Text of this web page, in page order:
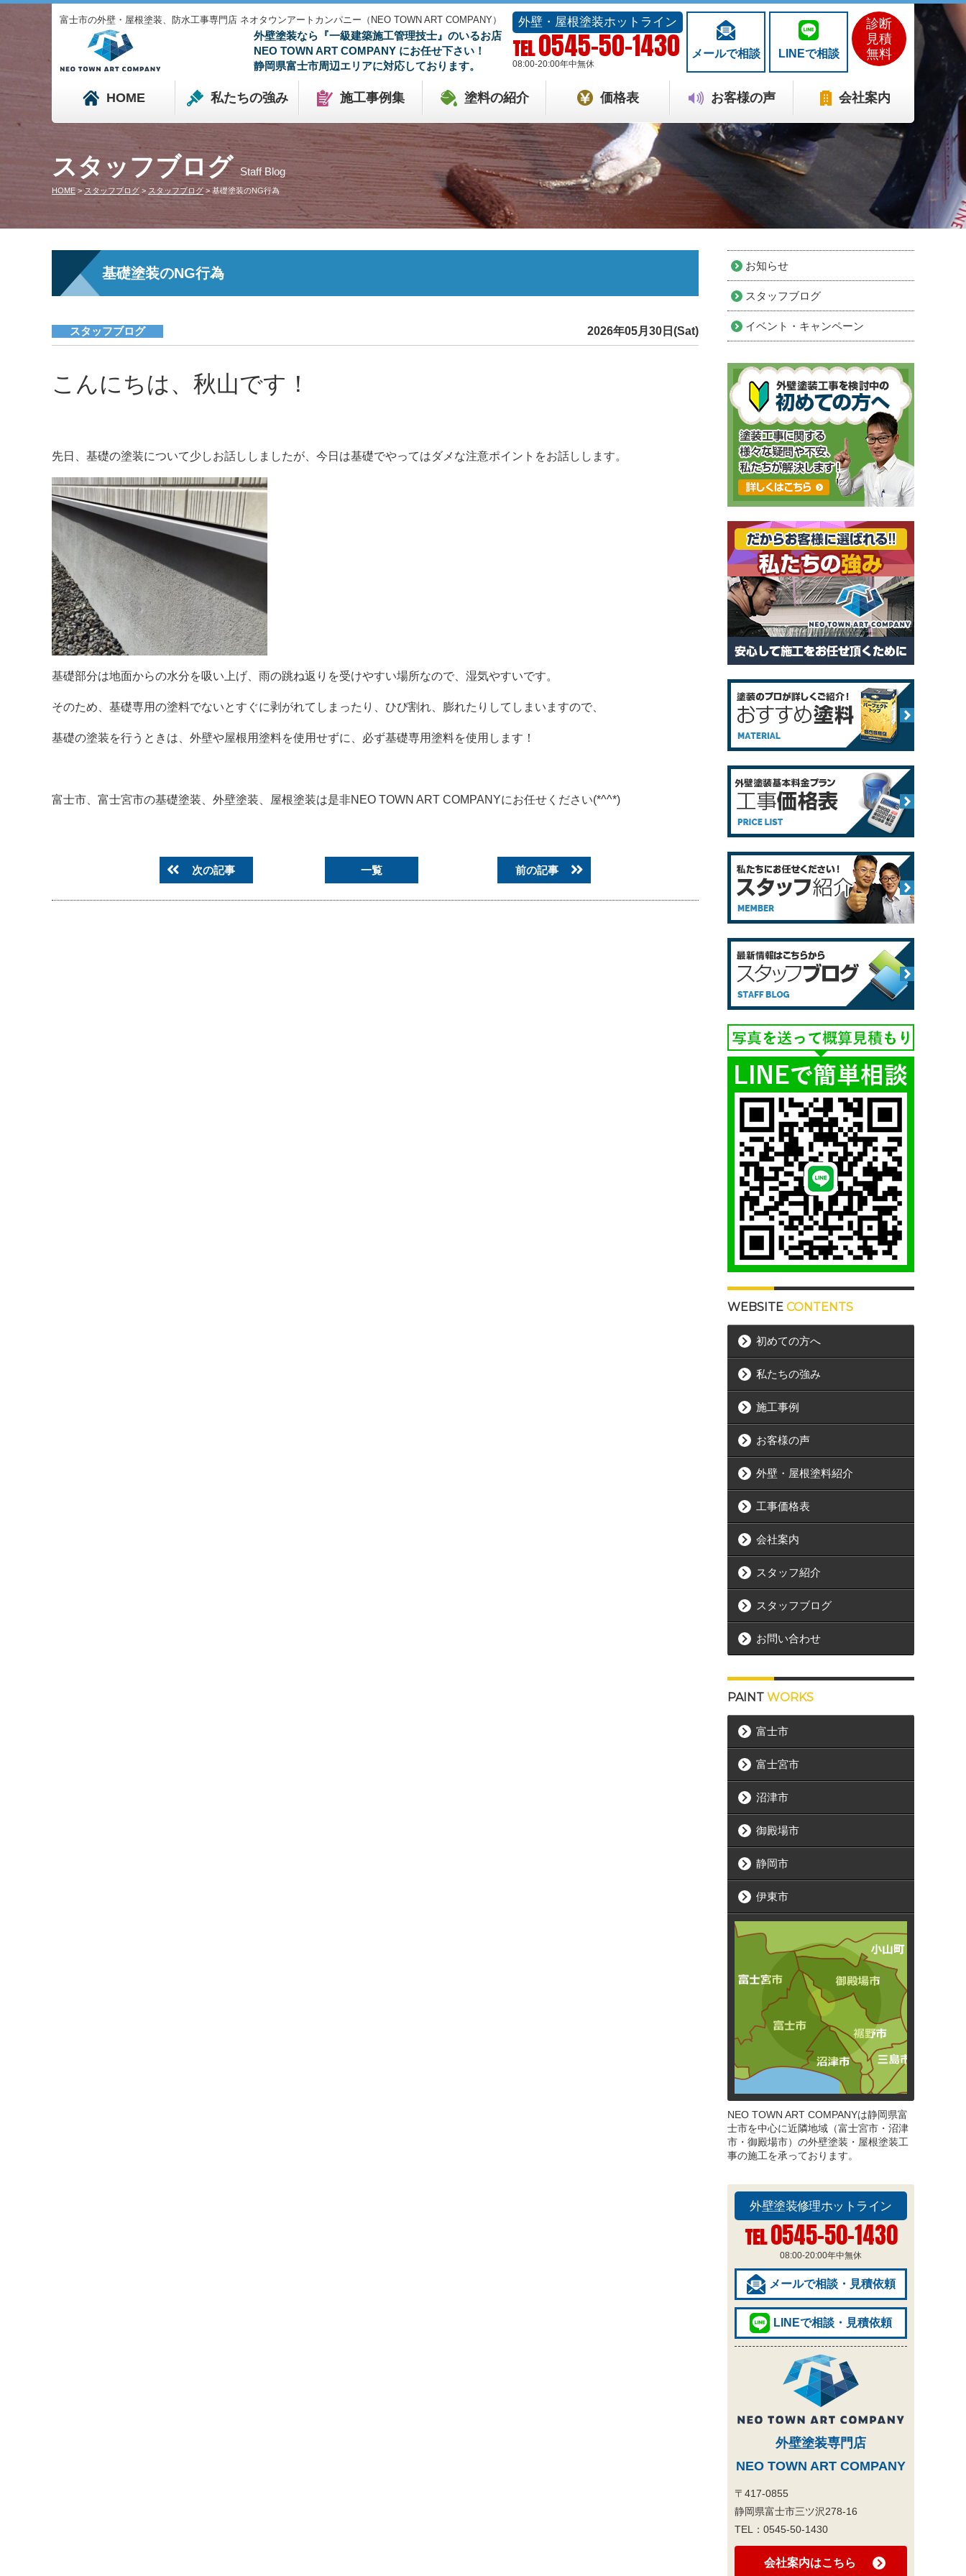
富士市の外壁・屋根塗装、防水工事専門店 ネオタウンアートカンパニー（NEO TOWN ART COMPANY）
外壁塗装なら『一級建築施工管理技士』のいるお店
NEO TOWN ART COMPANY にお任せ下さい！
静岡県富士市周辺エリアに対応しております。
外壁・屋根塗装ホットライン
TEL0545-50-1430
08:00-20:00年中無休
メールで相談 LINEで相談
診断
見積
無料
HOME 私たちの強み 施工事例集 塗料の紹介 価格表 お客様の声 会社案内
スタッフブログStaff Blog
HOME > スタッフブログ > スタッフブログ>基礎塗装のNG行為
基礎塗装のNG行為
スタッフブログ 2026年05月30日(Sat)
こんにちは、秋山です！
先日、基礎の塗装について少しお話ししましたが、今日は基礎でやってはダメな注意ポイントをお話しします。
基礎部分は地面からの水分を吸い上げ、雨の跳ね返りを受けやすい場所なので、湿気やすいです。
そのため、基礎専用の塗料でないとすぐに剥がれてしまったり、ひび割れ、膨れたりしてしまいますので、
基礎の塗装を行うときは、外壁や屋根用塗料を使用せずに、必ず基礎専用塗料を使用します！
富士市、富士宮市の基礎塗装、外壁塗装、屋根塗装は是非NEO TOWN ART COMPANYにお任せください(*^^*)
次の記事 一覧 前の記事
お知らせ
スタッフブログ
イベント・キャンペーン
WEBSITE CONTENTS
初めての方へ
私たちの強み
施工事例
お客様の声
外壁・屋根塗料紹介
工事価格表
会社案内
スタッフ紹介
スタッフブログ
お問い合わせ
PAINT WORKS
富士市
富士宮市
沼津市
御殿場市
静岡市
伊東市
NEO TOWN ART COMPANYは静岡県富
士市を中心に近隣地域（富士宮市・沼津
市・御殿場市）の外壁塗装・屋根塗装工
事の施工を承っております。
外壁塗装修理ホットライン
TEL0545-50-1430
08:00-20:00年中無休
メールで相談・見積依頼
LINEで相談・見積依頼
外壁塗装専門店
NEO TOWN ART COMPANY
〒417-0855
静岡県富士市三ツ沢278-16
TEL： 0545-50-1430
会社案内はこちら